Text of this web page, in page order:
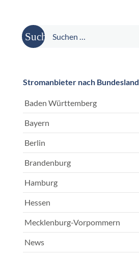
Suche
nach:
Stromanbieter nach Bundesland
Baden Württemberg
Bayern
Berlin
Brandenburg
Hamburg
Hessen
Mecklenburg-Vorpommern
News